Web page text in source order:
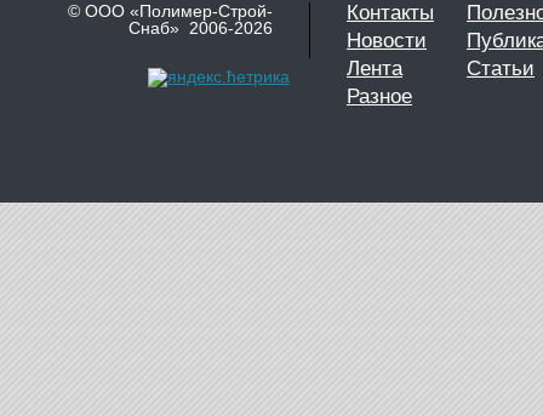
© ООО «Полимер-Строй-
Снаб» 2006-2026
Контакты
Новости
Лента
Статьи
Разное